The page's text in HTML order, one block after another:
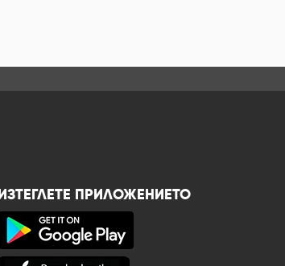
ИЗТЕГЛЕТЕ ПРИЛОЖЕНИЕТО